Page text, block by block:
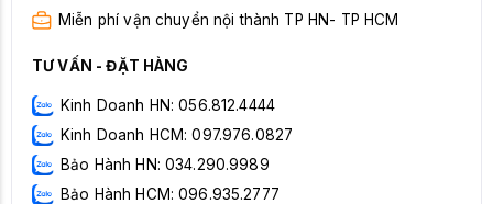
Miễn phí vận chuyển nội thành TP HN- TP HCM
TƯ VẤN - ĐẶT HÀNG
Kinh Doanh HN: 056.812.4444
Kinh Doanh HCM: 097.976.0827
Bảo Hành HN: 034.290.9989
Bảo Hành HCM: 096.935.2777